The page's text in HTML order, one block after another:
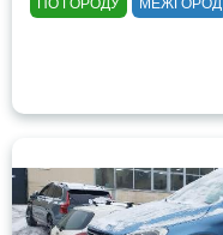
ПО ГОРОДУ МЕЖГОРОД